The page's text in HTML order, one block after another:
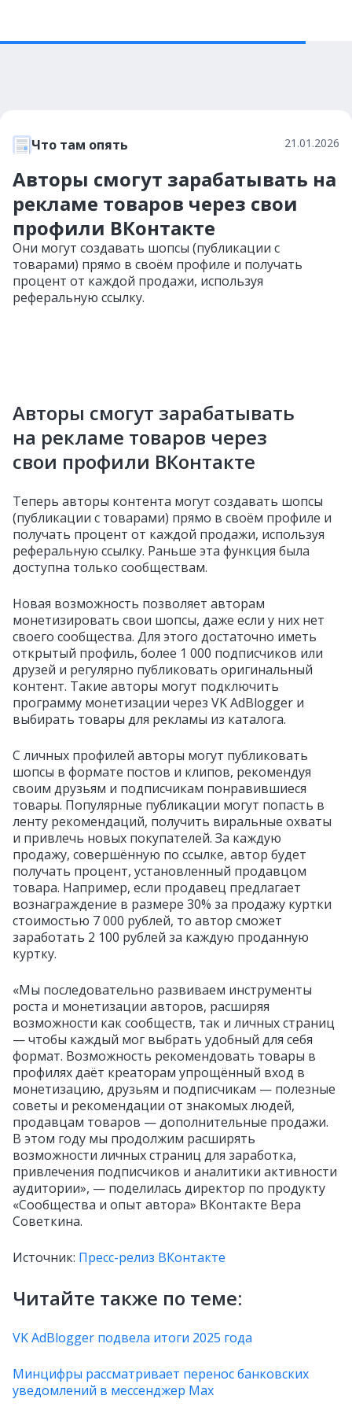
Что там опять 21.01.2026
Авторы смогут зарабатывать на
рекламе товаров через свои
профили ВКонтакте
Они могут создавать шопсы (публикации с
товарами) прямо в своём профиле и получать
процент от каждой продажи, используя
реферальную ссылку.
Авторы смогут зарабатывать
на рекламе товаров через
свои профили ВКонтакте
Теперь авторы контента могут создавать шопсы
(публикации с товарами) прямо в своём профиле и
получать процент от каждой продажи, используя
реферальную ссылку. Раньше эта функция была
доступна только сообществам.
Новая возможность позволяет авторам
монетизировать свои шопсы, даже если у них нет
своего сообщества. Для этого достаточно иметь
открытый профиль, более 1 000 подписчиков или
друзей и регулярно публиковать оригинальный
контент. Такие авторы могут подключить
программу монетизации через VK AdBlogger и
выбирать товары для рекламы из каталога.
С личных профилей авторы могут публиковать
шопсы в формате постов и клипов, рекомендуя
своим друзьям и подписчикам понравившиеся
товары. Популярные публикации могут попасть в
ленту рекомендаций, получить виральные охваты
и привлечь новых покупателей. За каждую
продажу, совершённую по ссылке, автор будет
получать процент, установленный продавцом
товара. Например, если продавец предлагает
вознаграждение в размере 30% за продажу куртки
стоимостью 7 000 рублей, то автор сможет
заработать 2 100 рублей за каждую проданную
куртку.
«Мы последовательно развиваем инструменты
роста и монетизации авторов, расширяя
возможности как сообществ, так и личных страниц
— чтобы каждый мог выбрать удобный для себя
формат. Возможность рекомендовать товары в
профилях даёт креаторам упрощённый вход в
монетизацию, друзьям и подписчикам — полезные
советы и рекомендации от знакомых людей,
продавцам товаров — дополнительные продажи.
В этом году мы продолжим расширять
возможности личных страниц для заработка,
привлечения подписчиков и аналитики активности
аудитории», — поделилась директор по продукту
«Сообщества и опыт автора» ВКонтакте Вера
Советкина.
Источник: Пресс-релиз ВКонтакте
Читайте также по теме:
VK AdBlogger подвела итоги 2025 года
Минцифры рассматривает перенос банковских
уведомлений в мессенджер Max